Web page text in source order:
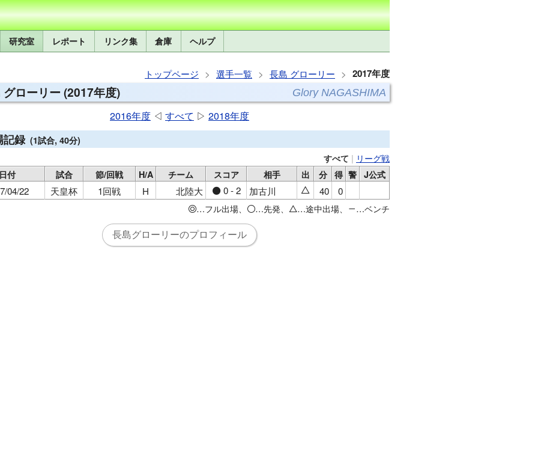
研究室 レポート リンク集 倉庫 ヘルプ
トップページ 選手一覧 長島 グローリー 2017年度
グローリー (2017年度) Glory NAGASHIMA
2016年度 ◁ すべて ▷ 2018年度
記録 (1試合, 40分)
すべて | リーグ戦
日付 試合 節/回戦 H/A チーム スコア 相手 出 分 得 警 J公式
04/22 天皇杯 1回戦 H 北陸大 ●0 - 2 加古川 △ 40 0
◎…フル出場、 ○…先発、 △…途中出場、 －…ベンチ
長島グローリーのプロフィール